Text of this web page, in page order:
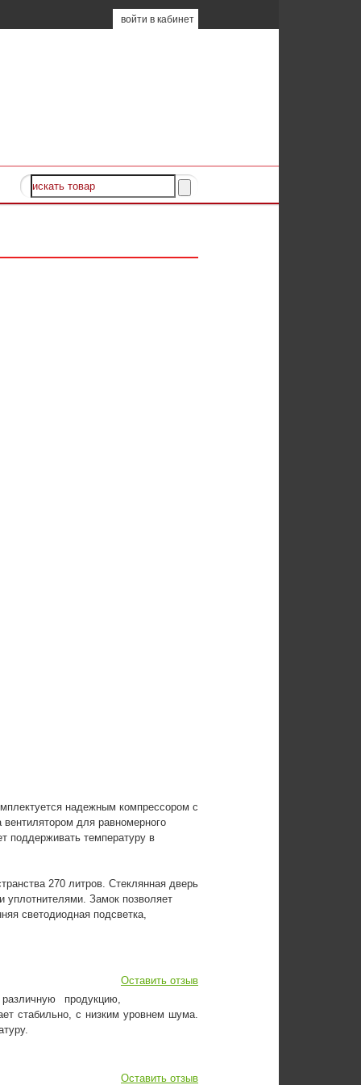
войти в кабинет
надежным компрессором с
для равномерного
поддерживать температуру в
270 литров. Стеклянная дверь
уплотнителями. Замок позволяет
светодиодная подсветка,
Оставить отзыв
продукцию,
стабильно, с низким уровнем шума.
Оставить отзыв